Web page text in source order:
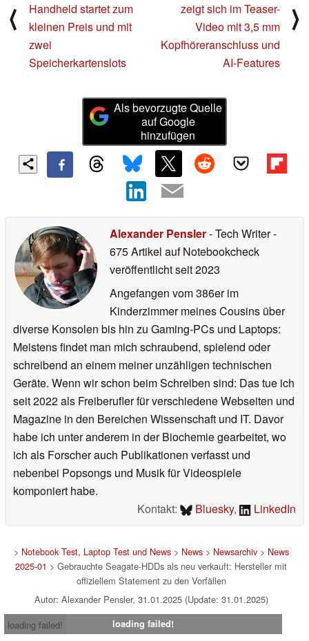
⟨
Handheld startet zum
kleinen Preis und mit
zwei
Speicherkartenslots
zeigt sich im Teaser-
Video mit 3,5 mm
Kopfhöreranschluss und
AI-Features
⟩
Als bevorzugte Quelle
auf Google
hinzufügen
Alexander Pensler- Tech Writer-
675 Artikel auf Notebookcheck
veröffentlichtseit 2023
Angefangen vom 386er im
Kinderzimmer meines Cousins über
diverse Konsolen bis hin zu Gaming-PCs und Laptops:
Meistens findet man mich schraubend, spielend oder
schreibend an einem meiner unzähligen technischen
Geräte. Wenn wir schon beim Schreiben sind: Das tue ich
seit 2022 als Freiberufler für verschiedene Webseiten und
Magazine in den Bereichen Wissenschaft und IT. Davor
habe ich unter anderem in der Biochemie gearbeitet, wo
ich als Forscher auch Publikationen verfasst und
nebenbei Popsongs und Musik für Videospiele
komponiert habe.
Kontakt:
Bluesky, LinkedIn
> Notebook Test, Laptop Test und News> News> Newsarchiv> News
2025-01 > Gebrauchte Seagate-HDDs als neu verkauft: Hersteller mit
offiziellem Statement zu den Vorfällen
Autor: Alexander Pensler, 31.01.2025 (Update: 31.01.2025)
loading failed!
loading failed!